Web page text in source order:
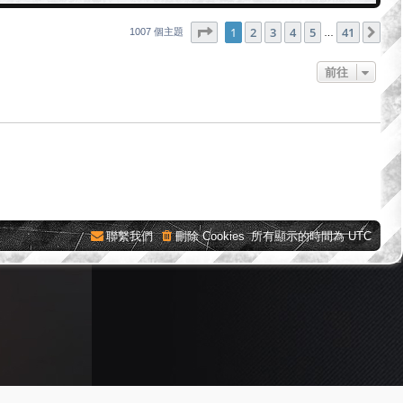
1007 個主題 1頁 (共 41 頁)
1 2 3 4 5 41 下
前往
所有顯示的時間為UTC
刪除 Cookies
聯繫我們